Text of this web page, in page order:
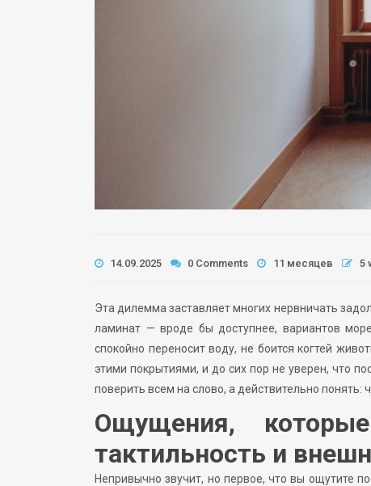
14.09.2025 0 Comments 11 месяцев 5
Эта дилемма заставляет многих нервничать
ламинат — вроде бы доступнее, вариантов
спокойно переносит воду, не боится когтей
этими покрытиями, и до сих пор не уверен, что
поверить всем на слово, а действительно
Ощущения,
тактильность и
Непривычно звучит, но первое, что вы ощутите